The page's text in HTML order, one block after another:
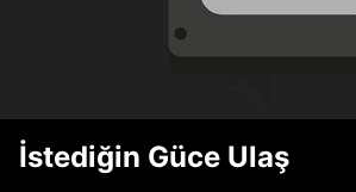
İstediğin Güce Ulaş